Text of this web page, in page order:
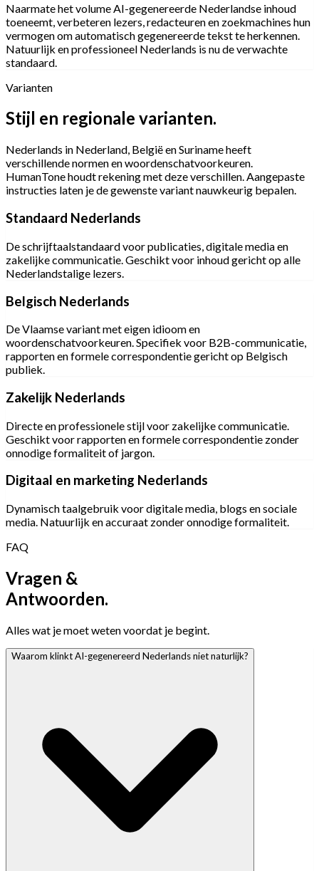
Naarmate het volume AI-gegenereerde Nederlandse inhoud
toeneemt, verbeteren lezers, redacteuren en zoekmachines hun
vermogen om automatisch gegenereerde tekst te herkennen.
Natuurlijk en professioneel Nederlands is nu de verwachte
standaard.
Varianten
Stijl en regionale varianten.
Nederlands in Nederland, België en Suriname heeft
verschillende normen en woordenschatvoorkeuren.
HumanTone houdt rekening met deze verschillen. Aangepaste
instructies laten je de gewenste variant nauwkeurig bepalen.
Standaard Nederlands
De schrijftaalstandaard voor publicaties, digitale media en
zakelijke communicatie. Geschikt voor inhoud gericht op alle
Nederlandstalige lezers.
Belgisch Nederlands
De Vlaamse variant met eigen idioom en
woordenschatvoorkeuren. Specifiek voor B2B-communicatie,
rapporten en formele correspondentie gericht op Belgisch
publiek.
Zakelijk Nederlands
Directe en professionele stijl voor zakelijke communicatie.
Geschikt voor rapporten en formele correspondentie zonder
onnodige formaliteit of jargon.
Digitaal en marketing Nederlands
Dynamisch taalgebruik voor digitale media, blogs en sociale
media. Natuurlijk en accuraat zonder onnodige formaliteit.
FAQ
Vragen &
Antwoorden.
Alles wat je moet weten voordat je begint.
Waarom klinkt AI-gegenereerd Nederlands niet naturlijk?